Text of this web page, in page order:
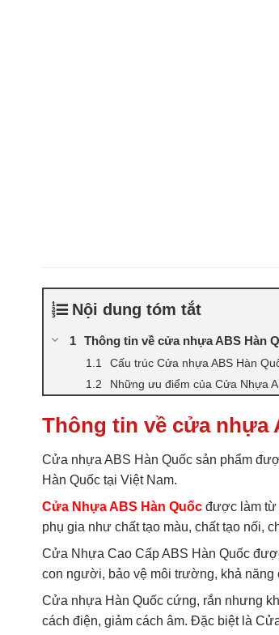
Nội dung tóm tắt
Thông tin về cửa nhựa ABS Hàn
Cấu trúc Cửa nhựa ABS Hàn
Những ưu điểm của Cửa Nhựa
Thông tin về cửa nhựa
Cửa nhựa ABS Hàn Quốc sản phẩm
Hàn Quốc tại Việt Nam.
Cửa Nhựa ABS Hàn Quốc được làm từ
phụ gia như chất tạo màu, chất tạo nối,
Cửa Nhựa Cao Cấp ABS Hàn Quốc
con người, bảo vệ môi trường, khả năng
Cửa nhựa Hàn Quốc cứng, rắn nhưng
cách điện, giảm cách âm. Đặc biệt là